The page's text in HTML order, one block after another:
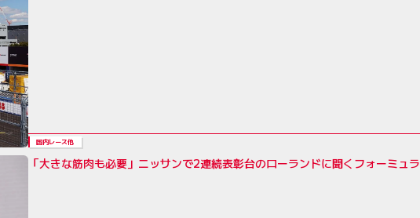
国内レース他
「大きな筋肉も必要」ニッサンで2連続表彰台のローランドに聞くフォーミュ